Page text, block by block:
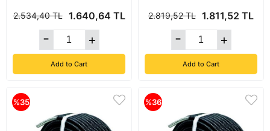
1.640,64 TL
2.534,40 TL
Add to Cart
1.811,52 TL
2.819,52 TL
Add to Cart
%35 %36